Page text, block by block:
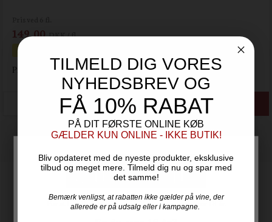
For at handle hos Vinogvin.dk skal du være over 18 år.
149,00DKK / fl.
Spar i alt 300,00 DKK
Pris pr. flaske kr. 199,00 DKK
Hurtig levering, 1-3
Gratis fragt over
999,00
Altid gode
tilbud
TILMELD DIG VORES
NYHEDSBREV OG
FÅ 10% RABAT
PÅ DIT FØRSTE ONLINE KØB
GÆLDER KUN ONLINE - IKKE BUTIK!
Bliv opdateret med de nyeste produkter, eksklusive
tilbud og meget mere. Tilmeld dig nu og spar med
det samme!
Bemærk venligst, at rabatten ikke gælder på vine, der
allerede er på udsalg eller i kampagne.